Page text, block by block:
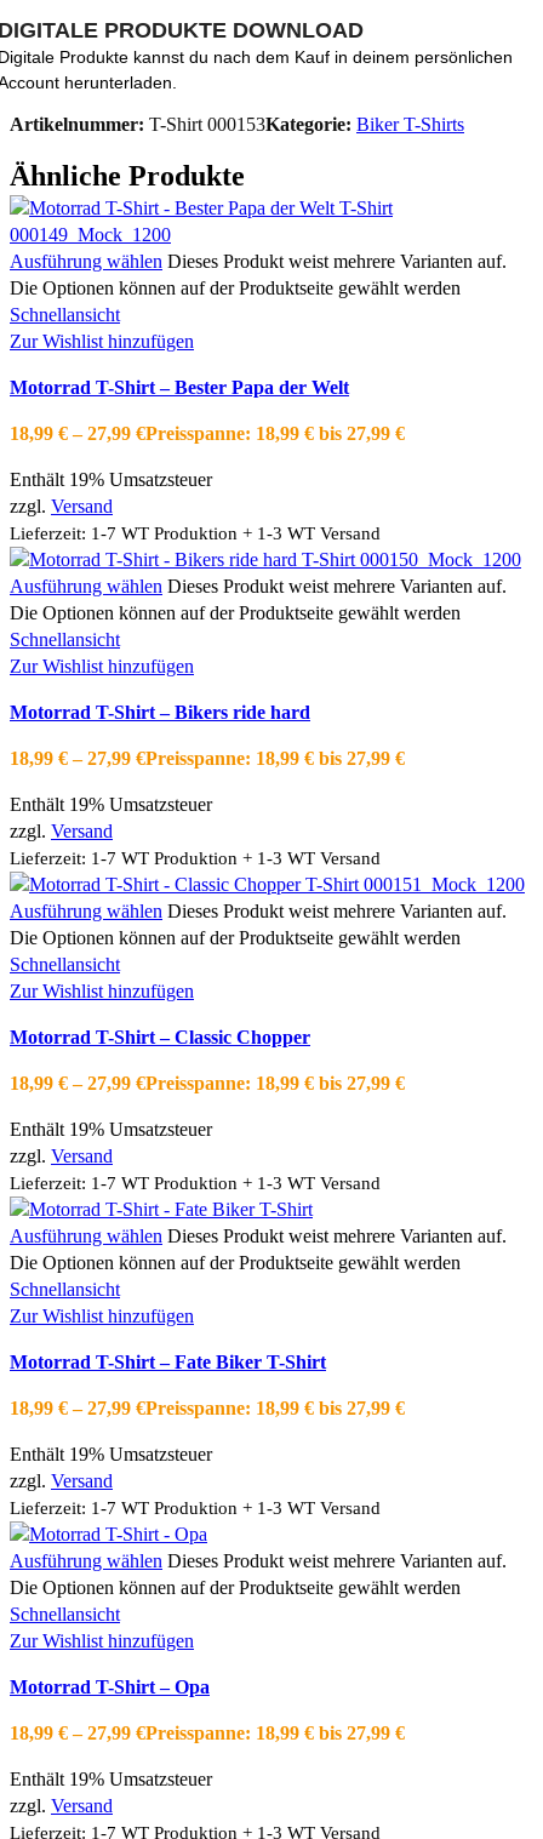
PRODUKTE DOWNLOAD
Produkte kannst du nach dem Kauf in deinem persönlichen
herunterladen.
Artikelnummer: T-Shirt 000153Kategorie: Biker T-Shirts
Ähnliche Produkte
Ausführung wählen Dieses Produkt weist mehrere Varianten auf.
Die Optionen können auf der Produktseite gewählt werden
Schnellansicht
Zur Wishlist hinzufügen
Motorrad T-Shirt – Bester Papa der Welt
18,99 € –27,99 €Preisspanne: 18,99 € bis 27,99 €
Enthält 19% Umsatzsteuer
zzgl. Versand
Lieferzeit: 1-7 WT Produktion + 1-3 WT Versand
Ausführung wählen Dieses Produkt weist mehrere Varianten auf.
Die Optionen können auf der Produktseite gewählt werden
Schnellansicht
Zur Wishlist hinzufügen
Motorrad T-Shirt – Bikers ride hard
18,99 € –27,99 €Preisspanne: 18,99 € bis 27,99 €
Enthält 19% Umsatzsteuer
zzgl. Versand
Lieferzeit: 1-7 WT Produktion + 1-3 WT Versand
Ausführung wählen Dieses Produkt weist mehrere Varianten auf.
Die Optionen können auf der Produktseite gewählt werden
Schnellansicht
Zur Wishlist hinzufügen
Motorrad T-Shirt – Classic Chopper
18,99 € –27,99 €Preisspanne: 18,99 € bis 27,99 €
Enthält 19% Umsatzsteuer
zzgl. Versand
Lieferzeit: 1-7 WT Produktion + 1-3 WT Versand
Ausführung wählen Dieses Produkt weist mehrere Varianten auf.
Die Optionen können auf der Produktseite gewählt werden
Schnellansicht
Zur Wishlist hinzufügen
Motorrad T-Shirt – Fate Biker T-Shirt
18,99 € –27,99 €Preisspanne: 18,99 € bis 27,99 €
Enthält 19% Umsatzsteuer
zzgl. Versand
Lieferzeit: 1-7 WT Produktion + 1-3 WT Versand
Ausführung wählen Dieses Produkt weist mehrere Varianten auf.
Die Optionen können auf der Produktseite gewählt werden
Schnellansicht
Zur Wishlist hinzufügen
Motorrad T-Shirt – Opa
18,99 € –27,99 €Preisspanne: 18,99 € bis 27,99 €
Enthält 19% Umsatzsteuer
zzgl. Versand
Lieferzeit: 1-7 WT Produktion + 1-3 WT Versand